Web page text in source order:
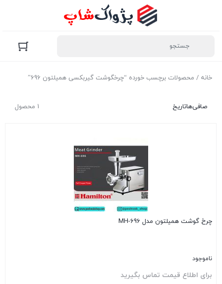
خانه / محصولات برچسب خورده “چرخگوشت گیربکسی همیلتون 696”
1 محصول صافی‌هاتاریخ
چرخ گوشت همیلتون مدل MH-696
ناموجود
برای اطلاع قیمت تماس بگیرید